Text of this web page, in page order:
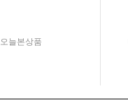
오늘본상품